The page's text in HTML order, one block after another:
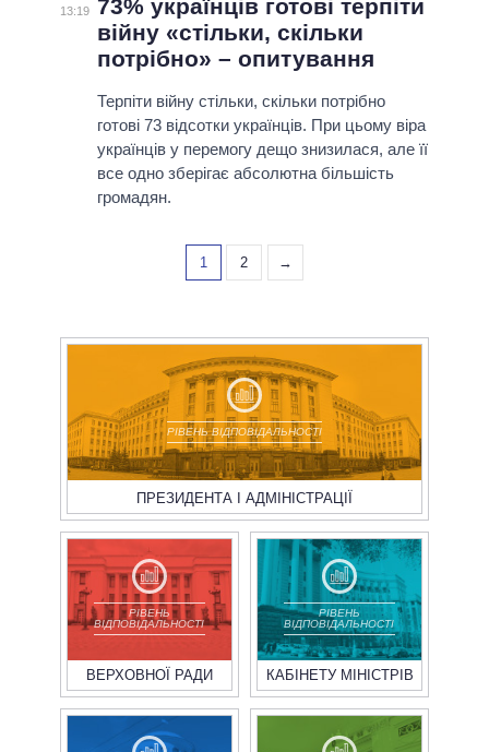
13:19
73% українців готові терпіти
війну «стільки, скільки
потрібно» – опитування
Терпіти війну стільки, скільки потрібно
готові 73 відсотки українців. При цьому віра
українців у перемогу дещо знизилася, але її
все одно зберігає абсолютна більшість
громадян.
1 2 →
РІВЕНЬ ВІДПОВІДАЛЬНОСТІ
ПРЕЗИДЕНТА І АДМІНІСТРАЦІЇ
РІВЕНЬ
ВІДПОВІДАЛЬНОСТІ
ВЕРХОВНОЇ РАДИ
РІВЕНЬ
ВІДПОВІДАЛЬНОСТІ
КАБІНЕТУ МІНІСТРІВ